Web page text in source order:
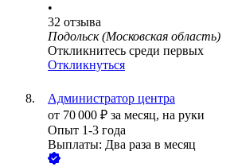
•
32 отзыва
Подольск (Московская область)
Откликнитесь среди первых
Откликнуться
Администратор центра
от 70 000 ₽ за месяц, на руки
Опыт 1-3 года
Выплаты: Два раза в месяц